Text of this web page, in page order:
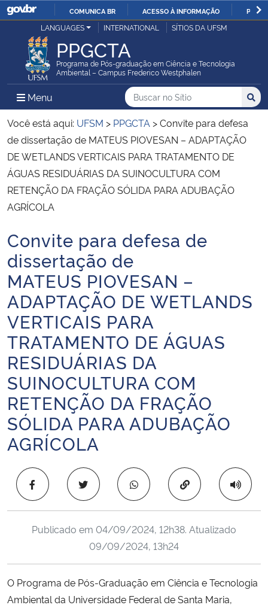
IR
O
CONTEÚDO
COMUNICA BR ACESSO À INFORMAÇÃO
Ministério da Justiça e Segurança Pública
Ministério da Defesa
Ministério das Relações Exteriores
Ministério da Economia
Ministério da Infraestrutura
Ministério da Educação
Ministério da Cidadania
Ministério da Saúde
Ministério de Minas e Energia
Ministério do Meio Ambiente
Ministério do Turismo
Ministério do Desenvolvimento Regional
Controladoria-Geral da União
Ministério da Mulher, da Família e dos Direitos Humanos
Secretaria-Geral
Secretaria de Governo
LANGUAGES INTERNATIONAL SÍTIOS DA UFSM
PPGCTA
Programa de Pós-graduação em Ciência e Tecnologia
Ambiental – Campus Frederico Westphalen
Menu Menu Principal do Sítio
Busca
Buscar no no Sítio
Busca:
Você está aqui: UFSM > PPGCTA >Convite para defesa
de dissertação de MATEUS PIOVESAN – ADAPTAÇÃO
DE WETLANDS VERTICAIS PARA TRATAMENTO DE
ÁGUAS RESIDUÁRIAS DA SUINOCULTURA COM
RETENÇÃO DA FRAÇÃO SÓLIDA PARA ADUBAÇÃO
AGRÍCOLA
Início do conteúdo
Convite para defesa de
dissertação de
MATEUS PIOVESAN –
ADAPTAÇÃO DE WETLANDS
VERTICAIS PARA
TRATAMENTO DE ÁGUAS
RESIDUÁRIAS DA
SUINOCULTURA COM
RETENÇÃO DA FRAÇÃO
SÓLIDA PARA ADUBAÇÃO
AGRÍCOLA
Copiar para área
Publicado em 04/09/2024, 12h38. Atualizado
09/09/2024, 13h24
O Programa de Pós-Graduação em Ciência e Tecnologia
Ambiental da Universidade Federal de Santa Maria,